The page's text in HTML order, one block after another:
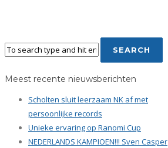
Meest recente nieuwsberichten
Scholten sluit leerzaam NK af met
persoonlijke records
Unieke ervaring op Ranomi Cup
NEDERLANDS KAMPIOEN!!! Sven Casper